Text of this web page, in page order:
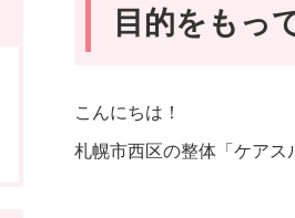
目的をもっ
こんにちは！
札幌市西区の整体「ケア